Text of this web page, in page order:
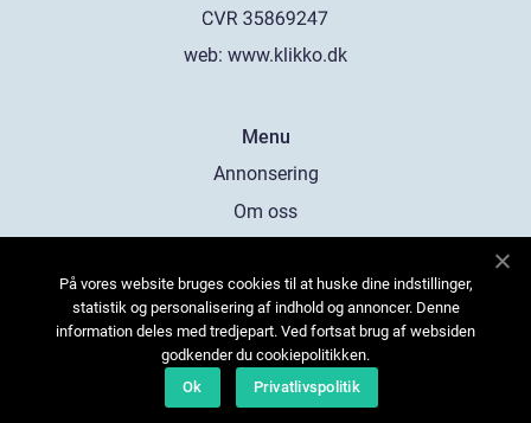
web: www.klikko.dk
Menu
Annonsering
Om oss
Kontakta oss
Sitemap
På vores website bruges cookies til at huske dine indstillinger,
statistik og personalisering af indhold og annoncer. Denne
information deles med tredjepart. Ved fortsat brug af websiden
godkender du cookiepolitikken.
Ok
Privatlivspolitik